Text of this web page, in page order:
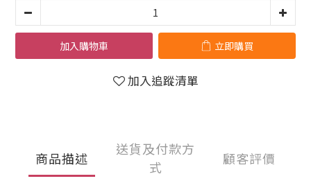
加入購物車 立即購買
加入追蹤清單
商品描述
送貨及付款方
式
顧客評價